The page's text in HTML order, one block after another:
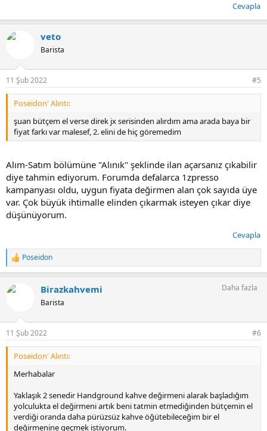
Cevapla
veto
Barista
11 Şub 2022 #5
Poseidon' Alıntı:
şuan bütçem el verse direk jx serisinden alırdım ama arada baya bir
fiyat farkı var malesef, 2. elini de hiç göremedim
Alım-Satım bölümüne "Alınık" şeklinde ilan açarsanız çıkabilir
diye tahmin ediyorum. Forumda defalarca 1zpresso
kampanyası oldu, uygun fiyata değirmen alan çok sayıda üye
var. Çok büyük ihtimalle elinden çıkarmak isteyen çıkar diye
düşünüyorum.
Cevapla
T
e
k
Poseidon
Birazkahvemi
Barista
Daha fazla
11 Şub 2022 #6
Poseidon' Alıntı:
Merhabalar
Yaklaşık 2 senedir Handground kahve değirmeni alarak başladığım
yolculukta el değirmeni artık beni tatmin etmediğinden bütçemin el
verdiği oranda daha pürüzsüz kahve öğütebileceğim bir el
değirmenine geçmek istiyorum.